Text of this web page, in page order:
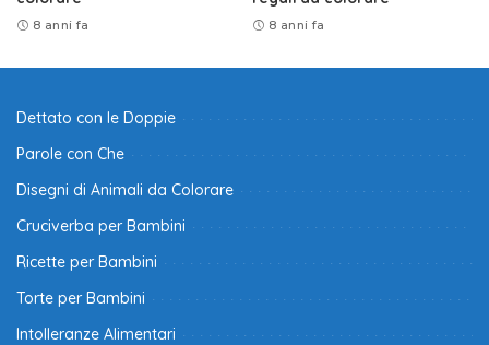
8 anni fa 8 anni fa
Dettato con le Doppie
Parole con Che
Disegni di Animali da Colorare
Cruciverba per Bambini
Ricette per Bambini
Torte per Bambini
Intolleranze Alimentari